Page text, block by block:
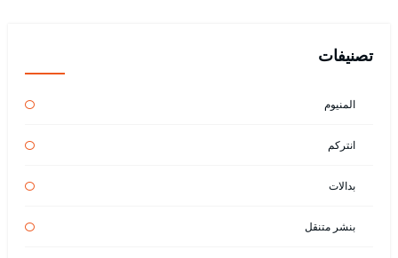
تصنيفات
المنيوم
انتركم
بدالات
بنشر متنقل